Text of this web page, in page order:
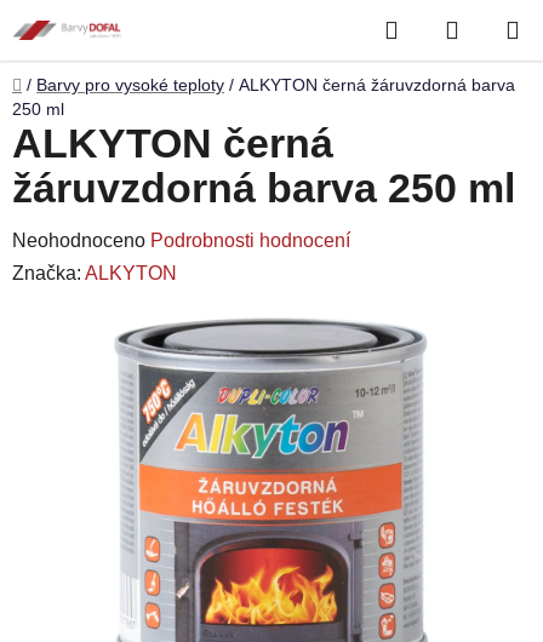
na
obsah
Hledat
KOŠÍK
Domů
/ Barvy pro vysoké teploty / ALKYTON černá žáruvzdorná barva
250 ml
ALKYTON černá
žáruvzdorná barva 250 ml
Průměrné
hodnocení
Neohodnoceno Podrobnosti hodnocení
Značka: ALKYTON